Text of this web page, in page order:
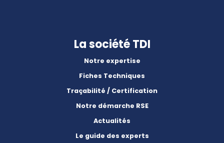
La société TDI
Notre expertise
Fiches Techniques
Traçabilité / Certification
Notre démarche RSE
Actualités
Le guide des experts